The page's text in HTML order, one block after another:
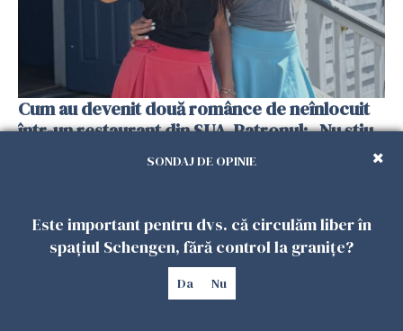
Cum au devenit două românce de neînlocuit
într-un restaurant din SUA. Patronul: „Nu știu
ce o să mă fac fără voi”SONDAJ DE OPINIE
Este important pentru dvs. că circulăm liber în
spațiul Schengen, fără control la granițe?
Da Nu